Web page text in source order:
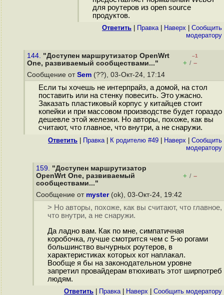
для роутеров из open source
продуктов.
Ответить Правка| Наверх
Cообщить
модератору
144. "Доступен маршрутизатор OpenWrt
One, развиваемый сообществами..."
–1
+ / –
Сообщение от Sem (??), 03-Окт-24, 17:14
Если ты хочешь не интерпрайз, а домой, на стол
поставить или на стенку повесить. Это ужасно.
Заказать пластиковый корпус у китайцев стоит
копейки и при массовом производстве будет гораздо
дешевле этой железки. Но авторы, похоже, как вы
считают, что главное, что внутри, а не снаружи.
Ответить Правка| К родителю #49 Наверх
Cообщить
модератору
159. "Доступен маршрутизатор
OpenWrt One, развиваемый
сообществами..."
+ / –
Сообщение от myster(ok), 03-Окт-24, 19:42
> Но авторы, похоже, как вы считают, что главное,
что внутри, а не снаружи.
Да ладно вам. Как по мне, симпатичная
коробочка, лучше смотрится чем с 5-ю рогами
большинство вычурных роутеров, в
характеристиках которых кот наплакал.
Вообще я бы на законодательном уровне
запретил провайдерам втюхивать этот ширпотреб
людям.
Ответить Правка| Наверх Cообщить модератору